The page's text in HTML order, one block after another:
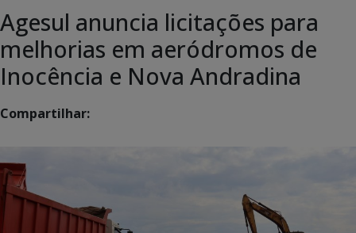
Agesul anuncia licitações para
melhorias em aeródromos de
Inocência e Nova Andradina
Compartilhar: